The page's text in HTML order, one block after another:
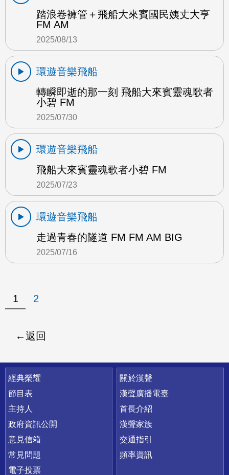
踏浪卷褲管＋飛船大來賓國民姨丈大亨
FM AM
2025/08/13
環遊音樂飛船
轉瞬即逝的那一刻 飛船大來賓靈魂歌者
小碧 FM
2025/07/30
環遊音樂飛船
飛船大來賓靈魂歌者小碧 FM
2025/07/23
環遊音樂飛船
走過青春的隧道 FM FM AM BIG
2025/07/16
1 2
返回
快速連結
經典榮耀
節目表
主持人
政府資訊公開
意見信箱
常見問題
電子投票
關於漢聲
漢聲廣播電臺
首長介紹
漢聲家族
交通指引
頻率資訊